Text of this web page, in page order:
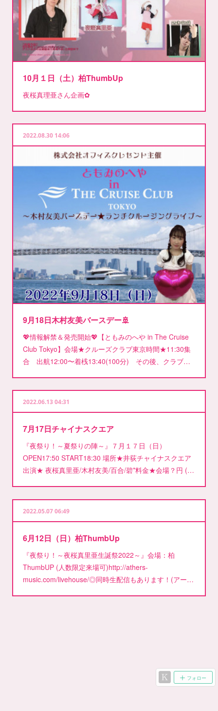
10月１日（土）柏ThumbUp
夜桜真理亜さん企画✿
2022.08.30 14:06
9月18日木村友美バースデー🚢
💖情報解禁＆発売開始💖【ともみのへや in The Cruise
Club Tokyo】会場★クルーズクラブ東京時間★11:30集
合 出航12:00〜着桟13:40(100分) その後、クラブ…
2022.06.13 04:31
7月17日チャイナスクエア
『夜祭り！～夏祭りの陣～』７月１７日（日）
OPEN17:50 START18:30 場所★井荻チャイナスクエア
出演★ 夜桜真里亜/木村友美/百合/碧*料金★会場？円 (…
2022.05.07 06:49
6月12日（日）柏ThumbUp
『夜祭り！～夜桜真里亜生誕祭2022～』会場：柏
ThumbUP (人数限定来場可)http://athers-
music.com/livehouse/◎同時生配信もあります！(アー…
フォロー